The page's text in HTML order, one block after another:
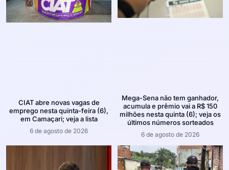
CIAT abre novas vagas de
emprego nesta quinta-feira (6),
em Camaçari; veja a lista
6 de agosto de 2026
Mega-Sena não tem ganhador,
acumula e prêmio vai a R$ 150
milhões nesta quinta (6); veja os
últimos números sorteados
6 de agosto de 2026